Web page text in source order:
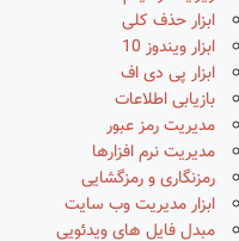
ابزار حذف کلی
ابزار ویندوز 10
ابزار پی دی اف
بازیابی اطلاعات
مدیریت رمز عبور
مدیریت نرم افزارها
رمزنگاری و رمزگشایی
ابزار مدیریت وب سایت
مبدل فایل های ویدئویی